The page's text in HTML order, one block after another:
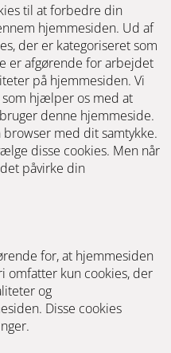
til at forbedre din
hjemmesiden. Ud af
der er kategoriseret som
er afgørende for arbejdet
på hjemmesiden. Vi
som hjælper os med at
denne hjemmeside.
med dit samtykke.
disse cookies. Men når
påvirke din
for, at hjemmesiden
omfatter kun cookies, der
og
Disse cookies